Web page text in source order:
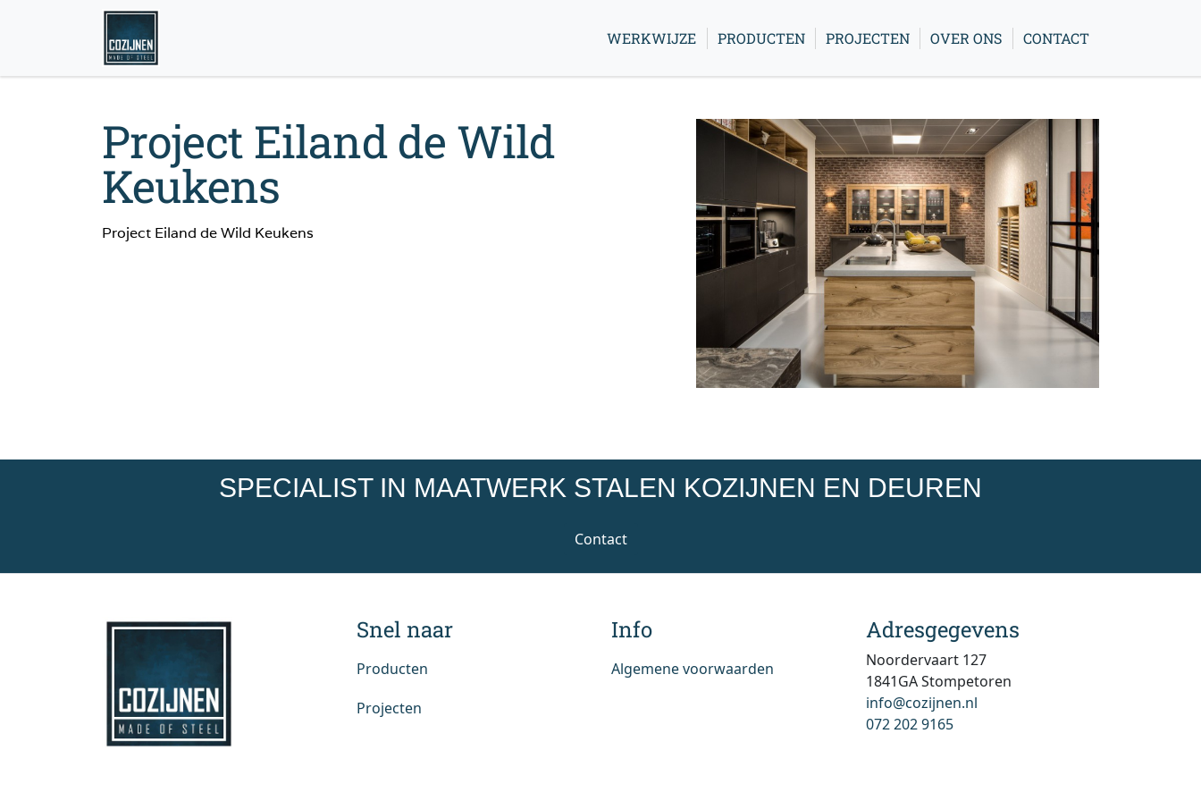
WERKWIJZE PRODUCTEN PROJECTEN OVER ONS CONTACT
Project Eiland de Wild
Keukens
Project Eiland de Wild Keukens
SPECIALIST IN MAATWERK STALEN KOZIJNEN EN DEUREN
Contact
Snel naar
Producten
Projecten
Info
Algemene voorwaarden
Adresgegevens
Noordervaart 127
1841GA Stompetoren
info@cozijnen.nl
072 202 9165